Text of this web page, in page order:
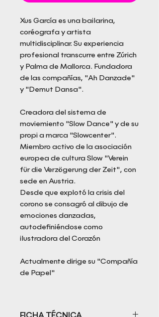
Xus García es una bailarina,
coréografa y artista
multidisciplinar. Su experiencia
profesional transcurre entre Zúrich
y Palma de Mallorca. Fundadora
de las compañías, "Ah Danzade"
y "Demut Dansa".
Creadora del sistema de
moviemiento "Slow Dance" y de su
propi a marca "Slowcenter".
Miembro activo de la asociación
europea de cultura Slow "Verein
für die Verzögerung der Zeit", con
sede en Austria.
Desde que explotó la crisis del
corono se consagró al dibujo de
emociones danzadas,
autodefiniéndose como
ilustradora del Corazón
Actualmente dirige su "Compañía
de Papel"